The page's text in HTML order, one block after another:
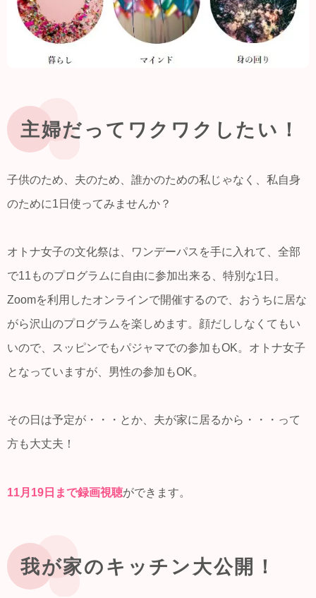
主婦だってワクワクしたい！
子供のため、夫のため、誰かのための私じゃなく、私自身
のために1日使ってみませんか？
オトナ女子の文化祭は、ワンデーパスを手に入れて、全部
で11ものプログラムに自由に参加出来る、特別な1日。
Zoomを利用したオンラインで開催するので、おうちに居な
がら沢山のプログラムを楽しめます。顔だししなくてもい
いので、スッピンでもパジャマでの参加もOK。オトナ女子
となっていますが、男性の参加もOK。
その日は予定が・・・とか、夫が家に居るから・・・って
方も大丈夫！
11月19日まで録画視聴ができます。
我が家のキッチン大公開！